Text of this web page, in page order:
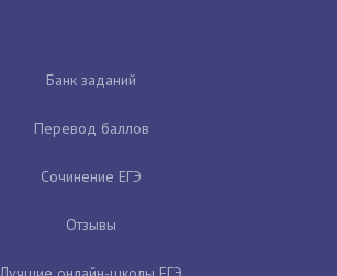
Банк заданий
Перевод баллов
Сочинение ЕГЭ
Отзывы